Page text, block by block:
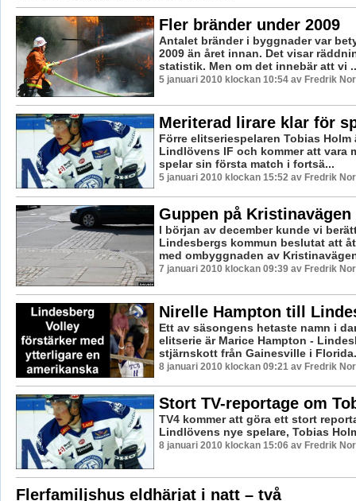
Fler bränder under 2009
Antalet bränder i byggnader var
2009 än året innan. Det visar
statistik. Men om det innebär att vi
5 januari 2010 klockan 10:54 av Fredrik
Meriterad lirare klar för
Förre elitseriespelaren Tobias Holm
Lindlövens IF och kommer att vara
spelar sin första match i fortsä...
5 januari 2010 klockan 15:52 av Fredrik
Guppen på
I början av december kunde vi
Lindesbergs kommun beslutat att
med ombyggnaden av
7 januari 2010 klockan 09:39 av Fredrik
Nirelle Hampton till
Ett av säsongens hetaste namn i
elitserie är Marice Hampton -
stjärnskott från Gainesville i
8 januari 2010 klockan 09:21 av Fredrik
Stort TV-reportage om
TV4 kommer att göra ett stort
Lindlövens nye spelare, Tobias
8 januari 2010 klockan 15:06 av Fredrik
Flerfamiljshus eldhärjat i natt – två